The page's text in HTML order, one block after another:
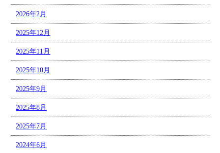
2026年2月
2025年12月
2025年11月
2025年10月
2025年9月
2025年8月
2025年7月
2024年6月